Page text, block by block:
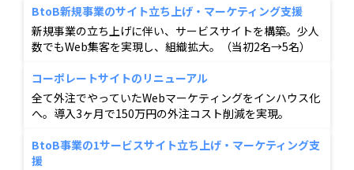
BtoB新規事業のサイト立ち上げ・マーケティング支援
新規事業の立ち上げに伴い、サービスサイトを構築。少人
数でもWeb集客を実現し、組織拡大。（当初2名→5名）
コーポレートサイトのリニューアル
全て外注でやっていたWebマーケティングをインハウス化
へ。導入3ヶ月で150万円の外注コスト削減を実現。
BtoB事業の1サービスサイト立ち上げ・マーケティング支
援